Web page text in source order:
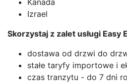
Izrael
Skorzystaj z zalet usługi Easy
dostawa od drzwi do
stałe taryfy importowe i
czas tranzytu - do 7 dni